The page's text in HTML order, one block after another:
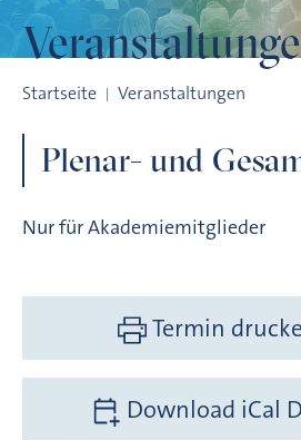
Startseite Veranstaltungen
Plenar- und
Nur für Akademiemitglieder
Termin
Download iCal